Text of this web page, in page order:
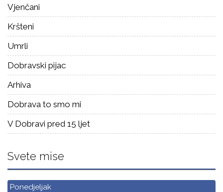
Vjenčani
Kršteni
Umrli
Dobravski pijac
Arhiva
Dobrava to smo mi
V Dobravi pred 15 ljet
Svete mise
Ponedjeljak